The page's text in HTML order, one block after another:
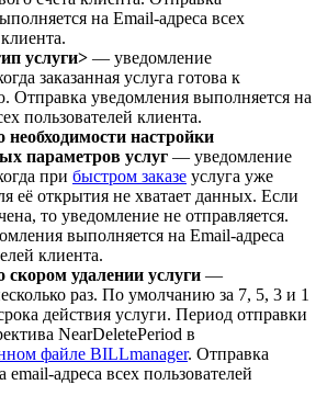
на Email-адреса всех
услуги> — уведомление
заказанная услуга готова к
Отправка уведомления выполняется на
пользователей клиента.
необходимости настройки
параметров услуг — уведомление
при быстром заказе услуга уже
её открытия не хватает данных. Если
то уведомление не отправляется.
выполняется на Email-адреса
клиента.
скором удалении услуги —
раз. По умолчанию за 7, 5, 3 и 1
действия услуги. Период отправки
NearDeletePeriod в
файле BILLmanager. Отправка
email-адреса всех пользователей